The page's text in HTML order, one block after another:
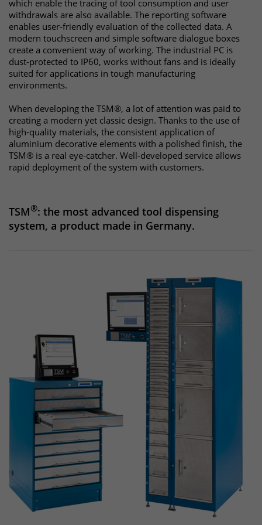
which enable the tracing of tool consumption and user
withdrawals are also available. The reporting software
enables user-friendly evaluation of the collected data. A
modern touchscreen and simple software dialogue boxes
create a convenient way of working. The industrial PC is
dust-protected to IP60, works without fans and is ideally
suited for applications in tough manufacturing
environments.
When developing the TSM®, a lot of attention was paid to
creating a modern yet classic design. Thanks to the use of
high-quality materials, the consistent application of
aluminium decorative elements with a polished finish, the
TSM® is a real eye-catcher. Well-developed service allows
rapid deployment of the system with customers.
TSM®: the most advanced tool dispensing
system, a product made in Germany.
Anbieter TYPO3
Laufzeit 1 Jahr
Zweck
Enthält die gewählten Tracking-Optin-
Websitebesucher für die Dauer des
Besuchs der Webseite zu identifizieren.
Name _pk_id
Anbieter
Laufzeit 13 Monate
Zweck
Das Cookie wird von Matomo installiert.
Das Cookie wird verwendet, um
Besucher-, Sitzungs- und
Kampagnendaten zu berechnen und
verfolgen. Die Cookies speichern
Informationen anonym und weisen
auf unserem Server gespeichert und
sind damit externen Unternehmen
unzugänglich.
Name _pk_ref
Anbieter
6 Monate
Zweck
Das Cookie wird von Matomo
instralliert. Das Cookie wird verwendet,
um Besucher-, Sitzungs- und
Kampagnendaten zu berechnen und
die Nutzung der Website für den
Analysebericht der Website zu
verfolgen. Die Cookies speichern
Informationen anonym und weisen